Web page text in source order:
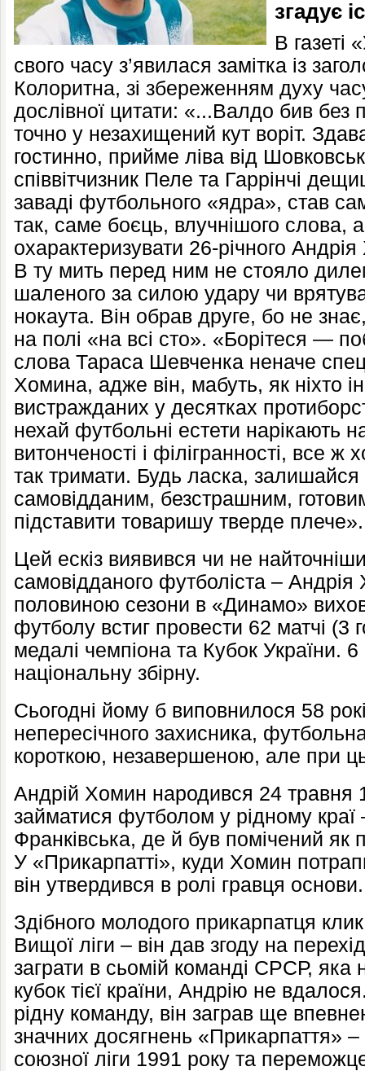
згадує
В газеті
свого часу з’явилася замітка із
Колоритна, зі збереженням духу
дослівної цитати: «...Валдо бив
точно у незахищений кут воріт.
гостинно, прийме ліва від
співвітчизник Пеле та Гаррінчі
заваді футбольного «ядра», став
так, саме боєць, влучнішого слова,
охарактеризувати 26-річного
В ту мить перед ним не стояло
шаленого за силою удару чи
нокаута. Він обрав друге, бо не
на полі «на всі сто». «Борітеся —
слова Тараса Шевченка неначе
Хомина, адже він, мабуть, як ніхто
вистражданих у десятках
нехай футбольні естети нарікають на
витонченості і філігранності, все ж
так тримати. Будь ласка,
самовідданим, безстрашним,
підставити товаришу тверде
Цей ескіз виявився чи не
самовідданого футболіста –
половиною сезони в «Динамо»
футболу встиг провести 62 матчі (3
медалі чемпіона та Кубок України. 6
національну збірну.
Сьогодні йому б виповнилося 58
непересічного захисника,
короткою, незавершеною, але при
Андрій Хомин народився 24 травня
займатися футболом у рідному
Франківська, де й був помічений як
У «Прикарпатті», куди Хомин
він утвердився в ролі гравця основи.
Здібного молодого прикарпатця
Вищої ліги – він дав згоду на
заграти в сьомій команді СРСР, яка
кубок тієї країни, Андрію не
рідну команду, він заграв ще
значних досягнень «Прикарпаття»
союзної ліги 1991 року та